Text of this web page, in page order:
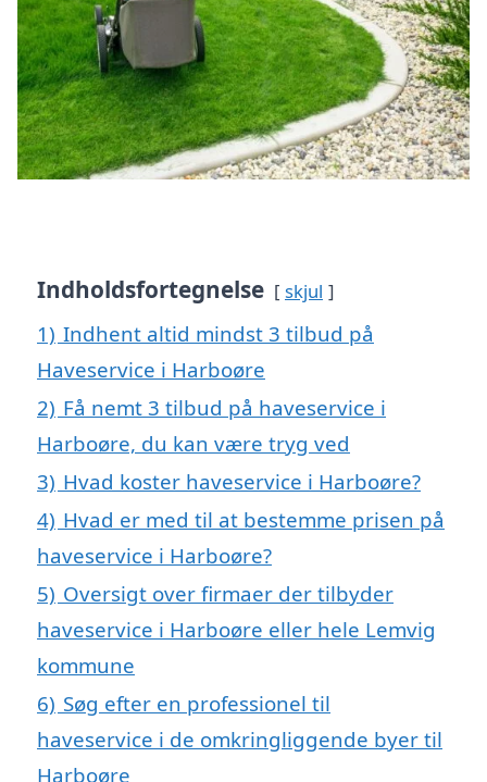
Indholdsfortegnelse skjul
1) Indhent altid mindst 3 tilbud på
Haveservice i Harboøre
2) Få nemt 3 tilbud på haveservice i
Harboøre, du kan være tryg ved
3) Hvad koster haveservice i Harboøre?
4) Hvad er med til at bestemme prisen på
haveservice i Harboøre?
5) Oversigt over firmaer der tilbyder
haveservice i Harboøre eller hele Lemvig
kommune
6) Søg efter en professionel til
haveservice i de omkringliggende byer til
Harboøre